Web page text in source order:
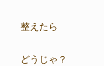
整えたら
どうじゃ？